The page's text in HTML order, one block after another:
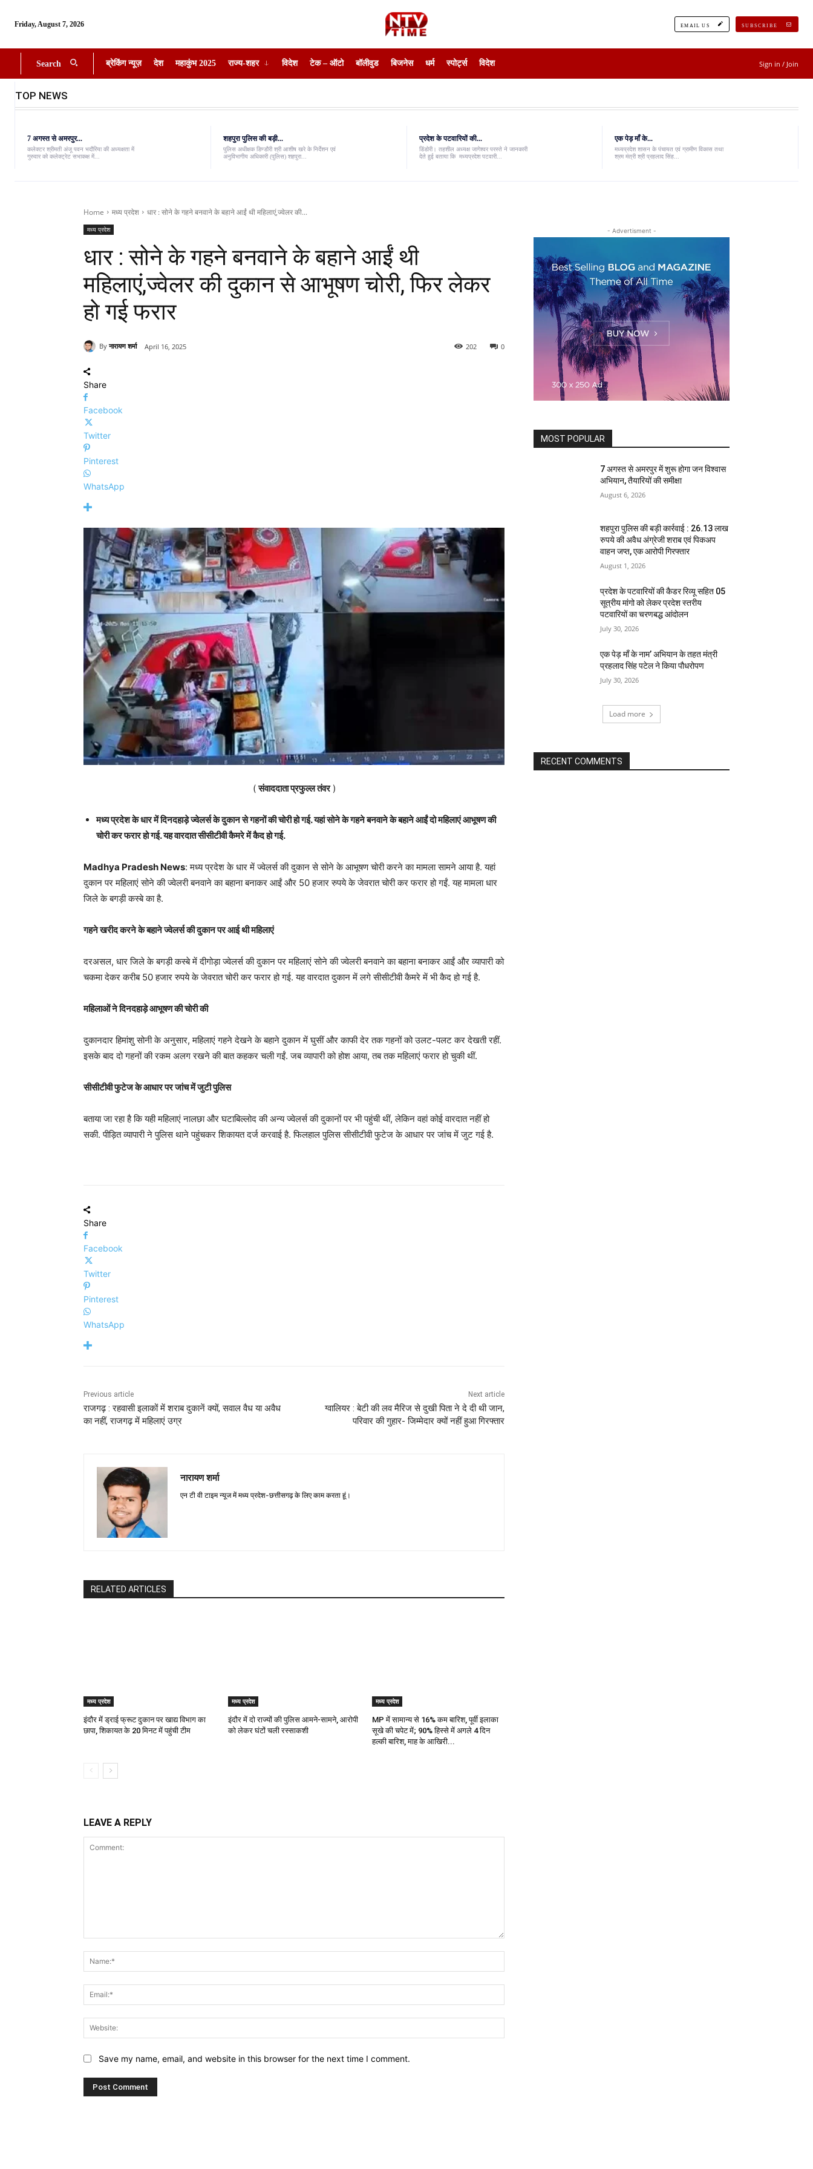
Friday, August 7, 2026 EMAIL US SUBSCRIBE
Search ब्रेकिंग न्यूज़ देश महाकुंभ 2025 राज्य-शहर विदेश टेक – ऑटो बॉलीवुड बिजनेस धर्म स्पोर्ट्स विदेश Sign in / Join
TOP NEWS
7 अगस्त से अमरपुर...
कलेक्टर श्रीमती अंजू पवन भदौरिया की अध्यक्षता में
गुरुवार को कलेक्ट्रेट सभाकक्ष में...
शहपुरा पुलिस की बड़ी...
पुलिस अधीक्षक डिण्डौरी श्री आशीष खरे के निर्देशन एवं
अनुविभागीय अधिकारी (पुलिस) शहपुरा...
प्रदेश के पटवारियों की...
डिंडोरी। तहशील अध्यक्ष जागेश्वर परस्ते ने जानकारी
देते हुई बताया कि मध्यप्रदेश पटवारी...
एक पेड़ माँ के...
मध्यप्रदेश शासन के पंचायत एवं ग्रामीण विकास तथा
श्रम मंत्री श्री प्रहलाद सिंह...
Home मध्य प्रदेश धार : सोने के गहने बनवाने के बहाने आईं थी महिलाएं,ज्वेलर की...
मध्य प्रदेश
धार : सोने के गहने बनवाने के बहाने आईं थी
महिलाएं,ज्वेलर की दुकान से आभूषण चोरी, फिर लेकर
हो गई फरार
By नारायण शर्मा April 16, 2025 0
202
Share
Facebook
Twitter
Pinterest
WhatsApp
(संवाददाता प्रफुल्ल तंवर)
मध्य प्रदेश के धार में दिनदहाड़े ज्वेलर्स के दुकान से गहनों की चोरी हो गई. यहां सोने के गहने बनवाने के बहाने आईं दो महिलाएं आभूषण की
चोरी कर फरार हो गई. यह वारदात सीसीटीवी कैमरे में कैद हो गई.
Madhya Pradesh News: मध्य प्रदेश के धार में ज्वेलर्स की दुकान से सोने के आभूषण चोरी करने का मामला सामने आया है. यहां
दुकान पर महिलाएं सोने की ज्वेलरी बनवाने का बहाना बनाकर आईं और 50 हजार रुपये के जेवरात चोरी कर फरार हो गईं. यह मामला धार
जिले के बगड़ी कस्बे का है.
गहने खरीद करने के बहाने ज्वेलर्स की दुकान पर आई थी महिलाएं
दरअसल, धार जिले के बगड़ी कस्बे में दीगोड़ा ज्वेलर्स की दुकान पर महिलाएं सोने की ज्वेलरी बनवाने का बहाना बनाकर आईं और व्यापारी को
चकमा देकर करीब 50 हजार रुपये के जेवरात चोरी कर फरार हो गई. यह वारदात दुकान में लगे सीसीटीवी कैमरे में भी कैद हो गई है.
महिलाओं ने दिनदहाड़े आभूषण की चोरी की
दुकानदार हिमांशु सोनी के अनुसार, महिलाएं गहने देखने के बहाने दुकान में घुसीं और काफी देर तक गहनों को उलट-पलट कर देखती रहीं.
इसके बाद दो गहनों की रकम अलग रखने की बात कहकर चली गईं. जब व्यापारी को होश आया, तब तक महिलाएं फरार हो चुकी थीं.
सीसीटीवी फुटेज के आधार पर जांच में जुटी पुलिस
बताया जा रहा है कि यही महिलाएं नालछा और घटाबिल्लोद की अन्य ज्वेलर्स की दुकानों पर भी पहुंची थीं, लेकिन वहां कोई वारदात नहीं हो
सकी. पीड़ित व्यापारी ने पुलिस थाने पहुंचकर शिकायत दर्ज करवाई है. फिलहाल पुलिस सीसीटीवी फुटेज के आधार पर जांच में जुट गई है.
Share
Facebook
Twitter
Pinterest
WhatsApp
Previous article
राजगढ़ : रहवासी इलाकों में शराब दुकानें क्यों, सवाल वैध या अवैध
का नहीं, राजगढ़ में महिलाएं उग्र
Next article
ग्वालियर : बेटी की लव मैरिज से दुखी पिता ने दे दी थी जान,
परिवार की गुहार- जिम्मेदार क्यों नहीं हुआ गिरफ्तार
नारायण शर्मा
एन टी वी टाइम न्यूज में मध्य प्रदेश-छत्तीसगढ़ के लिए काम करता हूं।
RELATED ARTICLES
मध्य प्रदेश
इंदौर में ड्राई फ्रूट दुकान पर खाद्य विभाग का
छापा, शिकायत के 20 मिनट में पहुंची टीम
मध्य प्रदेश
इंदौर में दो राज्यों की पुलिस आमने-सामने, आरोपी
को लेकर घंटों चली रस्साकशी
मध्य प्रदेश
MP में सामान्य से 16% कम बारिश, पूर्वी इलाका
सूखे की चपेट में; 90% हिस्से में अगले 4 दिन
हल्की बारिश, माह के आखिरी...
LEAVE A REPLY
Save my name, email, and website in this browser for the next time I comment.
- Advertisment -
MOST POPULAR
7 अगस्त से अमरपुर में शुरू होगा जन विश्वास
अभियान, तैयारियों की समीक्षा
August 6, 2026
शहपुरा पुलिस की बड़ी कार्रवाई : 26.13 लाख
रुपये की अवैध अंग्रेजी शराब एवं पिकअप
वाहन जप्त, एक आरोपी गिरफ्तार
August 1, 2026
प्रदेश के पटवारियों की कैडर रिव्यू सहित 05
सूत्रीय मांगो को लेकर प्रदेश स्तरीय
पटवारियों का चरणबद्ध आंदोलन
July 30, 2026
एक पेड़ माँ के नाम’ अभियान के तहत मंत्री
प्रहलाद सिंह पटेल ने किया पौधरोपण
July 30, 2026
Load more
RECENT COMMENTS